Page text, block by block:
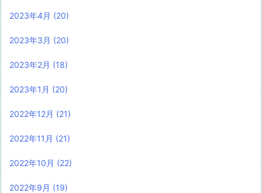
2023年4月 (20)
2023年3月 (20)
2023年2月 (18)
2023年1月 (20)
2022年12月 (21)
2022年11月 (21)
2022年10月 (22)
2022年9月 (19)